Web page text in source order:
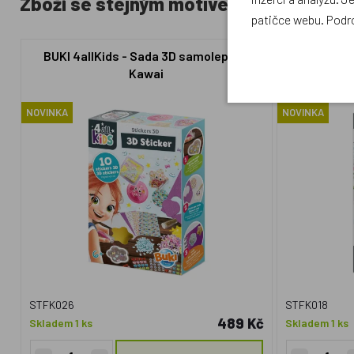
BUKI 4allKids - Sada 3D samolepek -
Kawai
NOVINKA
STFK026
Skladem 1 ks
489 Kč
BUKI
NOVINKA
STFK018
Skladem 1 ks
patičce webu.